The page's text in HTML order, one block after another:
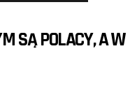
SĄ POLACY, A W